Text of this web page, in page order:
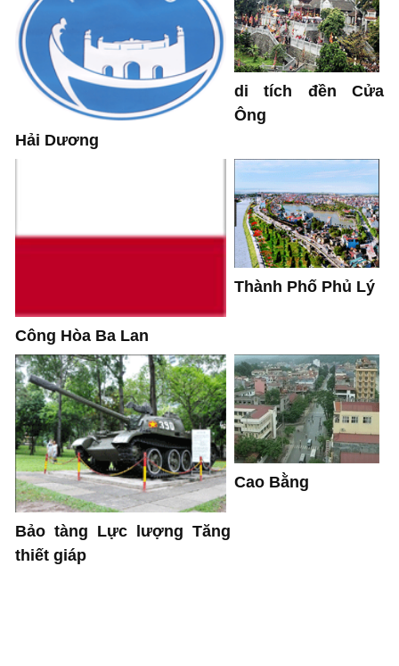
Hải Dương
di tích đền Cửa
Ông
Công Hòa Ba Lan
Thành Phố Phủ Lý
Bảo tàng Lực lượng Tăng
thiết giáp
Cao Bằng